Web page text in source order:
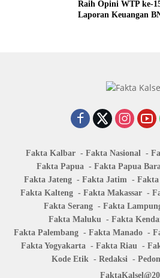
Raih Opini WTP ke-
Laporan Keuangan
Fakta Kalbar Fakta Nasional
Fakta Papua
Fakta Papua
Fakta Jateng
Fakta Jatim Fakta
Fakta Kalteng
Fakta Makassar
Fakta Serang
Fakta
Fakta Maluku
Fakta
Fakta Palembang
Fakta Manado
Fakta Yogyakarta
Fakta Riau
Kode Etik
Redaksi